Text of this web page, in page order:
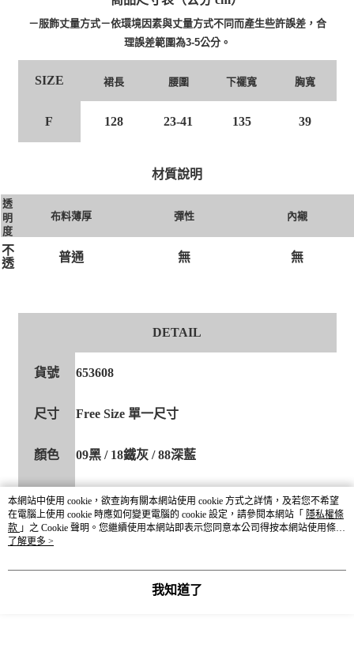
－服飾丈量方式－依環境因素與丈量方式不同而產生些許誤差，合
理誤差範圍為3-5公分。
SIZE 裙長 腰圍 下襬寬 胸寬
F 128 23-41 135 39
材質說明
透
明
度
布料薄厚 彈性 內襯
不
透
普通 無 無
DETAIL
貨號 653608
尺寸 Free Size 單一尺寸
顏色 09黑 / 18鐵灰 / 88深藍
材質成分 聚酯纖維74% 嫘縈19% 聚氨酯7%
注意事項
● 深色衣物洗滌時可能釋出多餘染料，建議單
獨洗滌，避免染色移轉。
● 建議避免搭配淺色衣物、包包或飾品，以免
摩擦造成染色。
● 特殊水洗效果與染料特性會隨時間自然褪
本網站中使用 cookie，欲查詢有關本網站使用 cookie 方式之詳情，及若您不希望
在電腦上使用 cookie 時應如何變更電腦的 cookie 設定，請參閱本網站「 隱私權條
款 」之 Cookie 聲明。您繼續使用本網站即表示您同意本公司得按本網站使用條款
之 Cookie 聲明使用 cookie。
了解更多 >
我知道了